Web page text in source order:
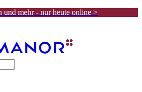
und mehr - nur heute online >